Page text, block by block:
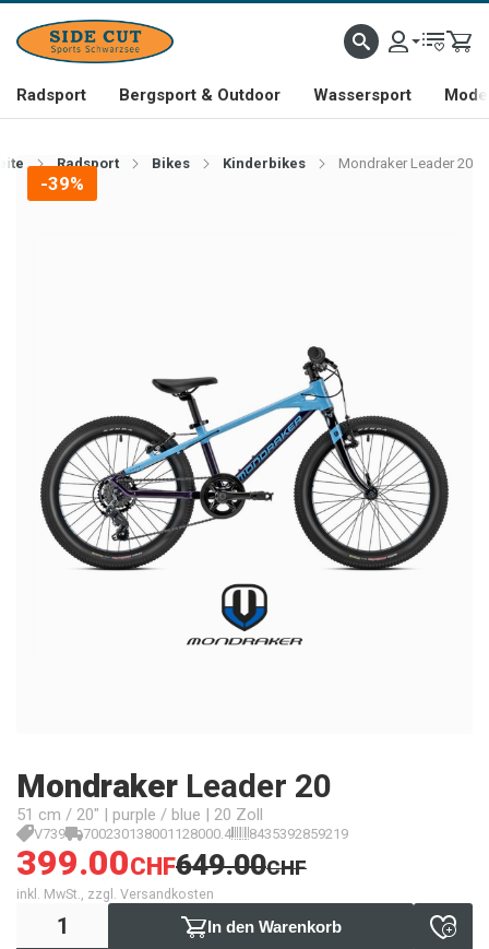
Radsport Bergsport & Outdoor Wassersport
Radsport Bikes Kinderbikes Mondraker Leader 20
-39%
Mondraker Leader 20
51 cm / 20" | purple / blue | 20 Zoll
V739 700230138001128000.4 8435392859219
399.00CHF649.00CHF
inkl. MwSt., zzgl. Versandkosten
In den Warenkorb